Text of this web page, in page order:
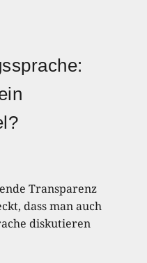
Transparenz
dass man auch
diskutieren